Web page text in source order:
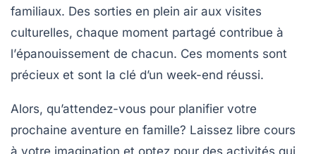
familiaux. Des sorties en plein air aux visites
culturelles, chaque moment partagé contribue à
l’épanouissement de chacun. Ces moments sont
précieux et sont la clé d’un week-end réussi.
Alors, qu’attendez-vous pour planifier votre
prochaine aventure en famille? Laissez libre cours